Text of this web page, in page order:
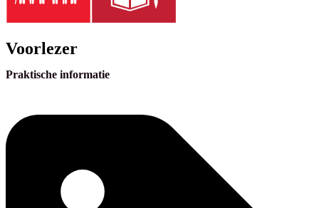
Voorlezer
Praktische informatie